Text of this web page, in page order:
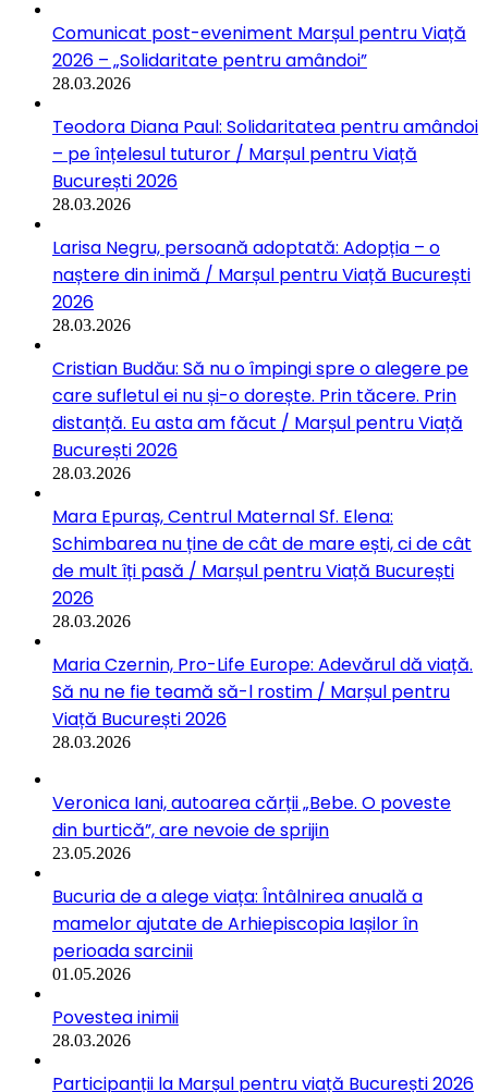
Comunicat post-eveniment Marșul pentru Viață
2026 – „Solidaritate pentru amândoi”
28.03.2026
Teodora Diana Paul: Solidaritatea pentru amândoi
– pe înțelesul tuturor / Marșul pentru Viață
București 2026
28.03.2026
Larisa Negru, persoană adoptată: Adopția – o
naștere din inimă / Marșul pentru Viață București
2026
28.03.2026
Cristian Budău: Să nu o împingi spre o alegere pe
care sufletul ei nu și-o dorește. Prin tăcere. Prin
distanță. Eu asta am făcut / Marșul pentru Viață
București 2026
28.03.2026
Mara Epuraș, Centrul Maternal Sf. Elena:
Schimbarea nu ține de cât de mare ești, ci de cât
de mult îți pasă / Marșul pentru Viață București
2026
28.03.2026
Maria Czernin, Pro-Life Europe: Adevărul dă viață.
Să nu ne fie teamă să-l rostim / Marșul pentru
Viață București 2026
28.03.2026
Veronica Iani, autoarea cărții „Bebe. O poveste
din burtică”, are nevoie de sprijin
23.05.2026
Bucuria de a alege viața: Întâlnirea anuală a
mamelor ajutate de Arhiepiscopia Iașilor în
perioada sarcinii
01.05.2026
Povestea inimii
28.03.2026
Participanții la Marșul pentru viață București 2026